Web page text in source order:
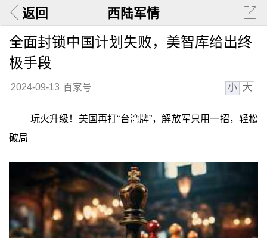
返回 西陆军情
全面封锁中国计划失败，美智库给出终
极手段
2024-09-13 百家号 小 大
玩火升级！美国再打“台湾牌”，解放军只用一招，轻松
破局